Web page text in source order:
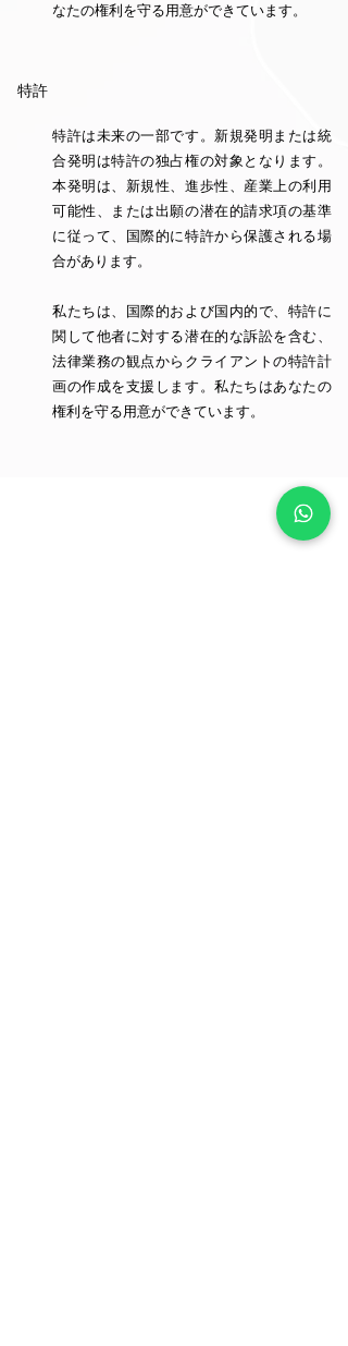
なたの権利を守る用意ができています。
特許
特許は未来の一部です。新規発明または統
合発明は特許の独占権の対象となります。
本発明は、新規性、進歩性、産業上の利用
可能性、または出願の潜在的請求項の基準
に従って、国際的に特許から保護される場
合があります。
私たちは、国際的および国内的で、特許に
関して他者に対する潜在的な訴訟を含む、
法律業務の観点からクライアントの特許計
画の作成を支援します。私たちはあなたの
権利を守る用意ができています。